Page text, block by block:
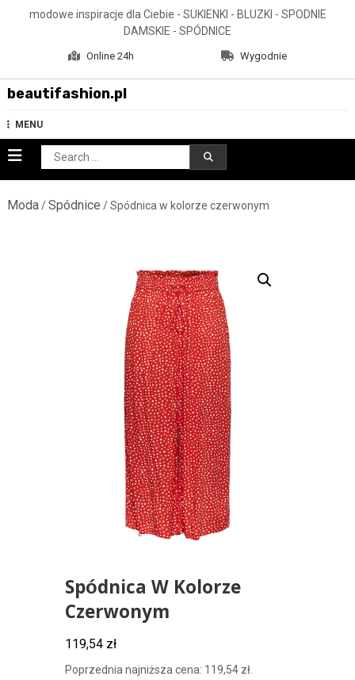
modowe inspiracje dla Ciebie - SUKIENKI - BLUZKI - SPODNIE
DAMSKIE - SPÓDNICE
Online 24h Wygodnie
beautifashion.pl
MENU
Search
for:
Moda/Spódnice / Spódnica w kolorze czerwonym
Spódnica W Kolorze
Czerwonym
119,54 zł
Poprzednia najniższa cena: 119,54 zł.